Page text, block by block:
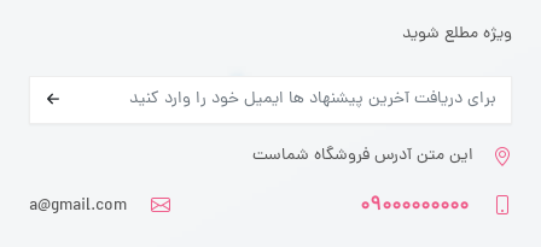
ویژه مطلع شوید
این متن آدرس فروشگاه شماست
۰۹۰۰۰۰۰۰۰۰۰ a@gmail.com